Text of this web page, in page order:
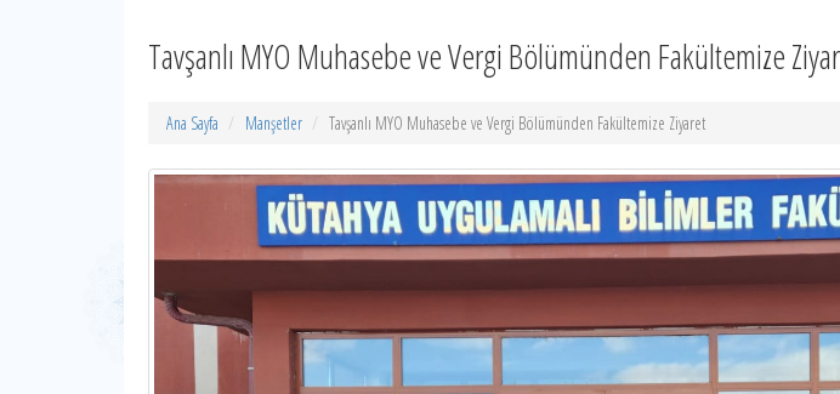
Tavşanlı MYO Muhasebe ve Vergi Bölümünden Fakültemize
Ana Sayfa Manşetler Tavşanlı MYO Muhasebe ve Vergi Bölümünden Fakültemize Ziyaret